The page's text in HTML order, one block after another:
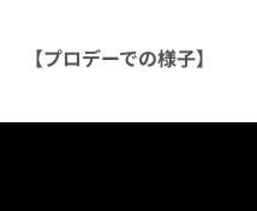
【プロデーでの様子】